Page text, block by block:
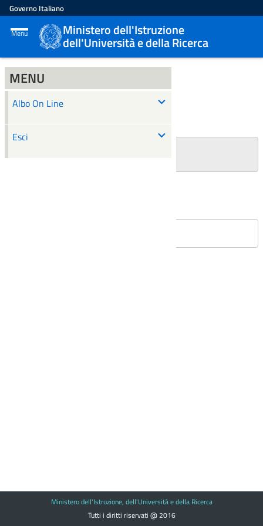
Governo Italiano
Menu Ministero dell'Istruzione
dell'Università e della Ricerca
MENU
Albo On Line
Esci
ALBO ON LINE
Ricerca
Ministero dell'Istruzione, dell'Università e della Ricerca
Tutti i diritti riservati @ 2016